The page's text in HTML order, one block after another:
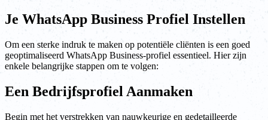
Je WhatsApp Business Profiel Instellen
Om een sterke indruk te maken op potentiële cliënten is een goed
geoptimaliseerd WhatsApp Business-profiel essentieel. Hier zijn
enkele belangrijke stappen om te volgen:
Een Bedrijfsprofiel Aanmaken
Begin met het verstrekken van nauwkeurige en gedetailleerde